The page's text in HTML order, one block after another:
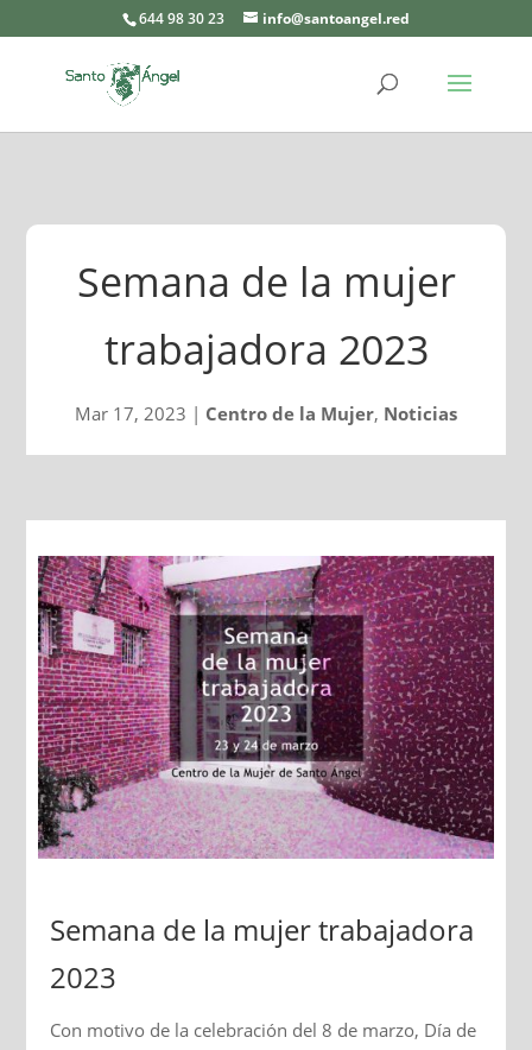
644 98 30 23 info@santoangel.red
Semana de la mujer
trabajadora 2023
Mar 17, 2023 | Centro de la Mujer, Noticias
Semana de la mujer trabajadora
2023
Con motivo de la celebración del 8 de marzo, Día de